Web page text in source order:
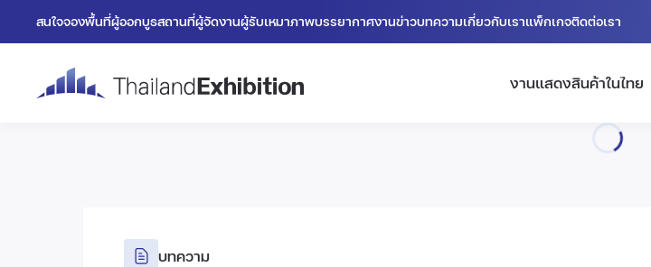
สนใจจองพื้นที่ผู้ออกบูธสถานที่ผู้จัดงานผู้รับเหมาภาพบรรยากาศงานข่าวบทความเกี่ยวกับเราแพ็กเกจติดต่อเรา
งานแสดงสินค้าในไทย
บทความ